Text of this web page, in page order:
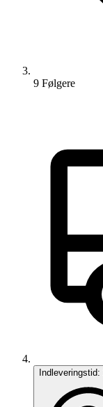
9 Følgere
Indleveringstid: